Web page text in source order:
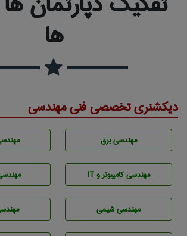
ها
دیکشنری تخصصی فنی مهندسی
مهندسی برق
مهندسی كامپيوتر و IT
مهندسي شيمی